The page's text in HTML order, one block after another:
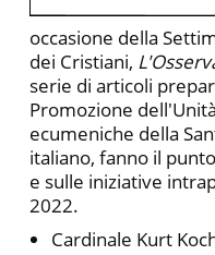
occasione della
dei Cristiani,
serie di articoli
Promozione
ecumeniche della
italiano, fanno il
e sulle iniziative
2022.
Cardinale Kurt